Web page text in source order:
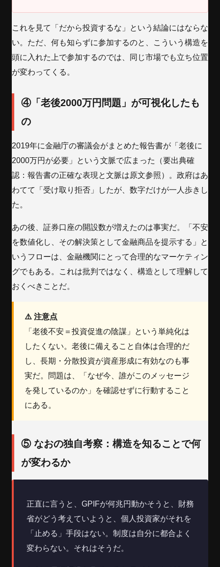
これを見て「だから投資するな」という結論にはならな
い。ただ、何も知らずに参加するのと、こういう構造を
頭に入れた上で参加するのでは、同じ市場でも立ち位置
が変わってくる。
④「老後2000万円問題」が可視化したも
の
2019年に金融庁の審議会がまとめた報告書が「老後に
2000万円が必要」という文脈で広まった（要出典確
認：報告書の正確な表現と文脈は原文参照）。政府はあ
わてて「受け取り拒否」したが、数字だけが一人歩きし
た。
あの後、証券口座の開設数が増えたのは事実だ。「不安
を数値化し、その解決策として金融商品を提示する」と
いうフローは、金融機関にとって合理的なマーケティン
グでもある。これは批判ではなく、構造として理解して
おくべきことだ。
⚠️ 注意点
「老後不安＝投資促進の陰謀」という単純化は
したくない。老後に備えること自体は合理的だ
し、長期・分散投資が資産形成に有効なのも事
実だ。問題は、「なぜ今、誰がこのメッセージ
を発しているのか」を確認せずに行動すること
にある。
⑤ なおの独自考察：構造を知ることで何
が変わるか
正直に言うと、GPIFが何兆円動かそうと、財務
省がどう考えていようと、個人投資家がそれを
「止める」手段はない。制度は自分に都合よく
変わらない。それはそうだ。